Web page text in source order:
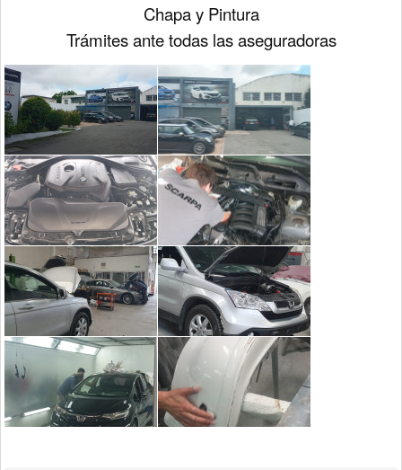
Chapa y Pintura
Trámites ante todas las aseguradoras